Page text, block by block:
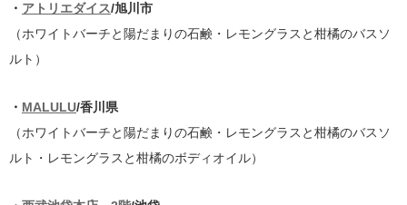
・ アトリエダイス/旭川市
（ホワイトバーチと陽だまりの石鹸・レモングラスと柑橘のバスソ
ルト）
・ MALULU/香川県
（ホワイトバーチと陽だまりの石鹸・レモングラスと柑橘のバスソ
ルト・レモングラスと柑橘のボディオイル）